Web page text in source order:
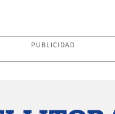
PUBLICIDAD